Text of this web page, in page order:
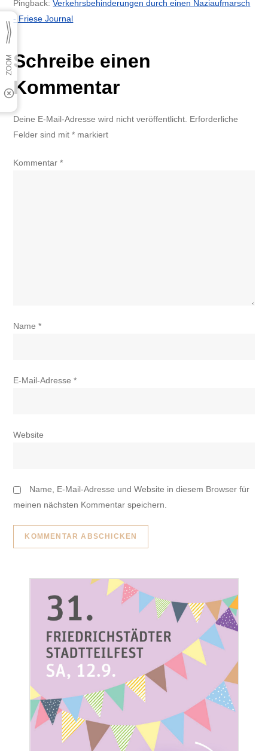
Pingback:Verkehrsbehinderungen durch einen Naziaufmarsch
- Friese Journal
Schreibe einen
Kommentar
Deine E-Mail-Adresse wird nicht veröffentlicht. Erforderliche
Felder sind mit* markiert
Kommentar*
Name*
E-Mail-Adresse*
Website
Name, E-Mail-Adresse und Website in diesem Browser für
meinen nächsten Kommentar speichern.